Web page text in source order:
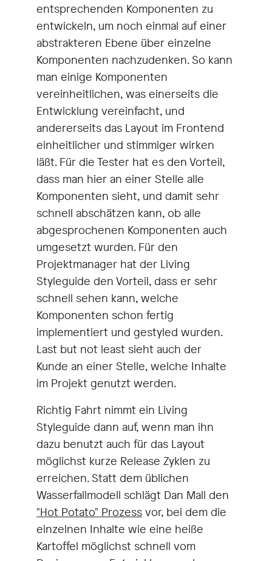
entsprechenden Komponenten zu
entwickeln, um noch einmal auf einer
abstrakteren Ebene über einzelne
Komponenten nachzudenken. So kann
man einige Komponenten
vereinheitlichen, was einerseits die
Entwicklung vereinfacht, und
andererseits das Layout im Frontend
einheitlicher und stimmiger wirken
läßt. Für die Tester hat es den Vorteil,
dass man hier an einer Stelle alle
Komponenten sieht, und damit sehr
schnell abschätzen kann, ob alle
abgesprochenen Komponenten auch
umgesetzt wurden. Für den
Projektmanager hat der Living
Styleguide den Vorteil, dass er sehr
schnell sehen kann, welche
Komponenten schon fertig
implementiert und gestyled wurden.
Last but not least sieht auch der
Kunde an einer Stelle, welche Inhalte
im Projekt genutzt werden.
Richtig Fahrt nimmt ein Living
Styleguide dann auf, wenn man ihn
dazu benutzt auch für das Layout
möglichst kurze Release Zyklen zu
erreichen. Statt dem üblichen
Wasserfallmodell schlägt Dan Mall den
"Hot Potato" Prozess vor, bei dem die
einzelnen Inhalte wie eine heiße
Kartoffel möglichst schnell vom